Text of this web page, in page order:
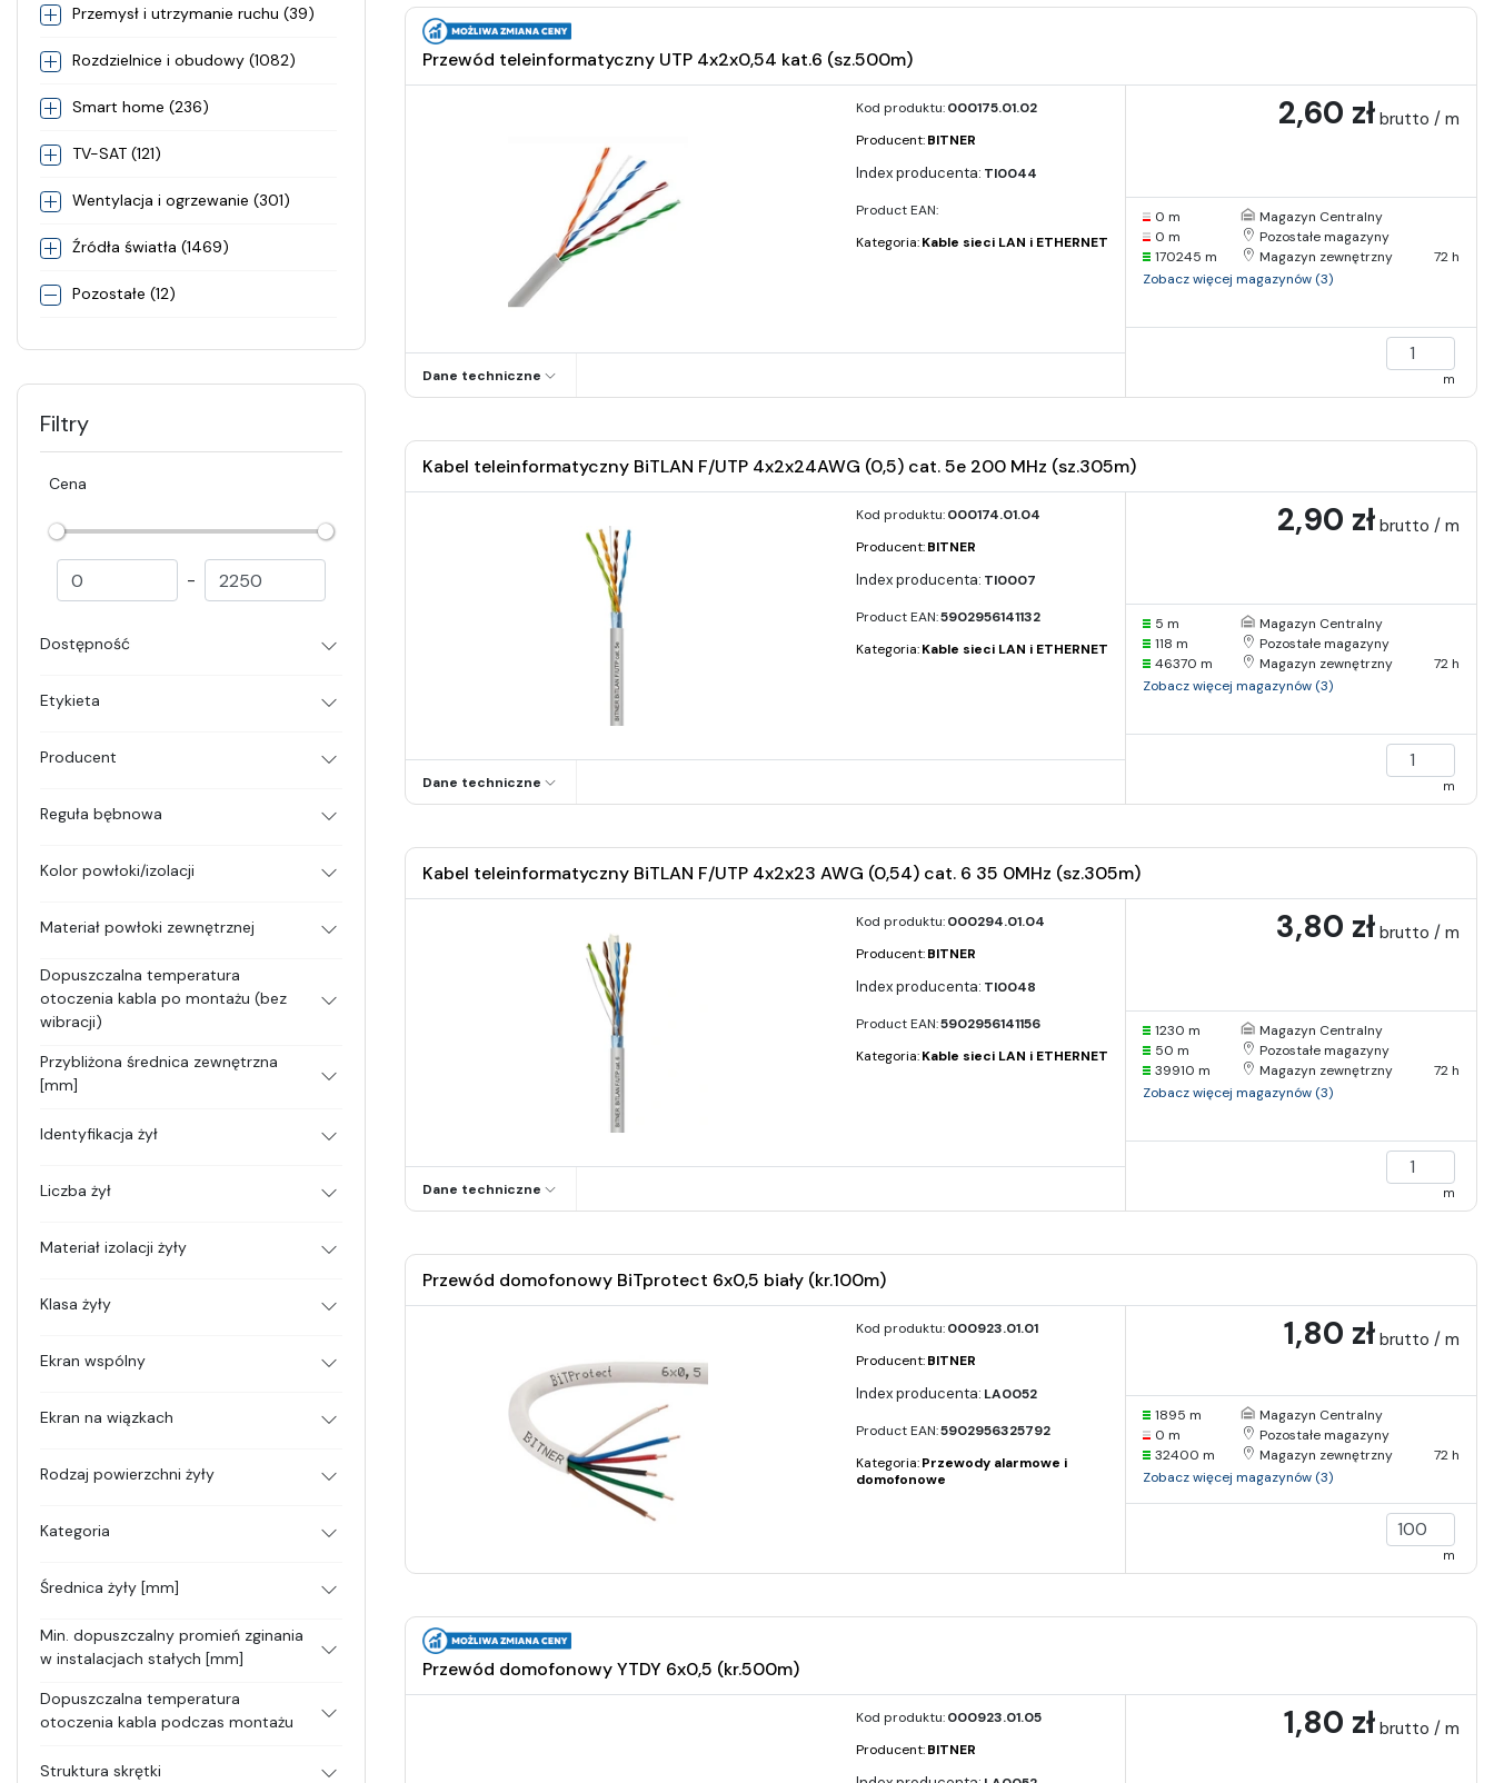
Przemysł i utrzymanie ruchu (39)
Rozdzielnice i obudowy (1082)
Smart home (236)
TV-SAT (121)
Wentylacja i ogrzewanie (301)
Źródła światła (1469)
Pozostałe (12)
Filtry
Cena
-
Dostępność
Etykieta
Producent
Reguła bębnowa
Kolor powłoki/izolacji
Materiał powłoki zewnętrznej
Dopuszczalna temperatura
otoczenia kabla po montażu (bez
wibracji)
Przybliżona średnica zewnętrzna
[mm]
Identyfikacja żył
Liczba żył
Materiał izolacji żyły
Klasa żyły
Ekran wspólny
Ekran na wiązkach
Rodzaj powierzchni żyły
Kategoria
Średnica żyły [mm]
Min. dopuszczalny promień zginania
w instalacjach stałych [mm]
Dopuszczalna temperatura
otoczenia kabla podczas montażu
Struktura skrętki
Przewód teleinformatyczny UTP 4x2x0,54 kat.6 (sz.500m)
Kod produktu: 000175.01.02
Producent: BITNER
TI0044
Product EAN:
Kategoria: Kable sieci LAN i ETHERNET
Dane techniczne
2,60 zł brutto / m
0 m
Magazyn Centralny
0 m
Pozostałe magazyny
170245 m
Magazyn zewnętrzny
72 h
Zobacz więcej magazynów (3)
m
Kabel teleinformatyczny BiTLAN F/UTP 4x2x24AWG (0,5) cat. 5e 200 MHz (sz.305m)
Kod produktu: 000174.01.04
Producent: BITNER
TI0007
Product EAN:5902956141132
Kategoria: Kable sieci LAN i ETHERNET
Dane techniczne
2,90 zł brutto / m
5 m
Magazyn Centralny
118 m
Pozostałe magazyny
46370 m
Magazyn zewnętrzny
72 h
Zobacz więcej magazynów (3)
m
Kabel teleinformatyczny BiTLAN F/UTP 4x2x23 AWG (0,54) cat. 6 35 0MHz (sz.305m)
Kod produktu: 000294.01.04
Producent: BITNER
TI0048
Product EAN:5902956141156
Kategoria: Kable sieci LAN i ETHERNET
Dane techniczne
3,80 zł brutto / m
1230 m
Magazyn Centralny
50 m
Pozostałe magazyny
39910 m
Magazyn zewnętrzny
72 h
Zobacz więcej magazynów (3)
m
Przewód domofonowy BiTprotect 6x0,5 biały (kr.100m)
Kod produktu: 000923.01.01
Producent: BITNER
LA0052
Product EAN:5902956325792
Kategoria: Przewody alarmowe i
domofonowe
1,80 zł brutto / m
1895 m
Magazyn Centralny
0 m
Pozostałe magazyny
32400 m
Magazyn zewnętrzny
72 h
Zobacz więcej magazynów (3)
m
Przewód domofonowy YTDY 6x0,5 (kr.500m)
Kod produktu: 000923.01.05
Producent: BITNER
1,80 zł brutto / m